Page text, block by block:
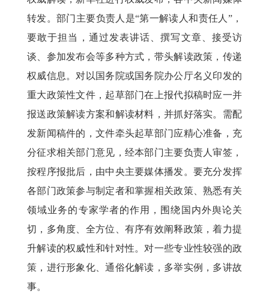
转发。部门主要负责人是“第一解读人和责任人”，
要敢于担当，通过发表讲话、撰写文章、接受访
谈、参加发布会等多种方式，带头解读政策，传递
权威信息。对以国务院或国务院办公厅名义印发的
重大政策性文件，起草部门在上报代拟稿时应一并
报送政策解读方案和解读材料，并抓好落实。需配
发新闻稿件的，文件牵头起草部门应精心准备，充
分征求相关部门意见，经本部门主要负责人审签，
按程序报批后，由中央主要媒体播发。要充分发挥
各部门政策参与制定者和掌握相关政策、熟悉有关
领域业务的专家学者的作用，围绕国内外舆论关
切，多角度、全方位、有序有效阐释政策，着力提
升解读的权威性和针对性。对一些专业性较强的政
策，进行形象化、通俗化解读，多举实例，多讲故
事。